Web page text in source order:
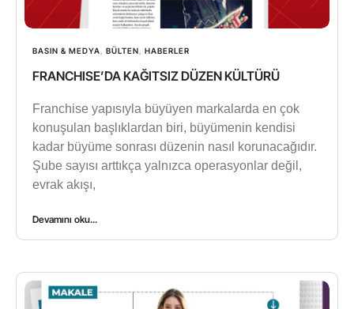
BASIN & MEDYA BÜLTEN HABERLER
FRANCHISE’DA KAĞITSIZ DÜZEN KÜLTÜRÜ
Franchise yapısıyla büyüyen markalarda en çok
konuşulan başlıklardan biri, büyümenin kendisi
kadar büyüme sonrası düzenin nasıl korunacağıdır.
Şube sayısı arttıkça yalnızca operasyonlar değil,
evrak akışı,
Devamını oku...